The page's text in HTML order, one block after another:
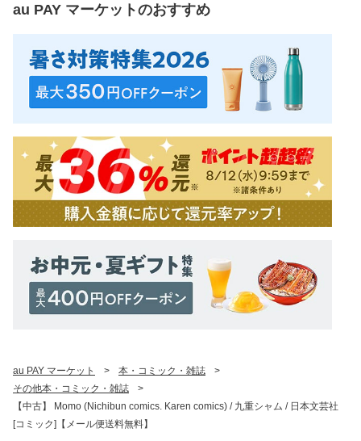
au PAY マーケットのおすすめ
au PAY マーケット > 本・コミック・雑誌
>
その他本・コミック・雑誌
>
【中古】 Momo (Nichibun comics. Karen comics) / 九重シャム / 日本文芸社
[コミック]【メール便送料無料】